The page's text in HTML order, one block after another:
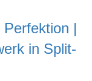
|
in Split-